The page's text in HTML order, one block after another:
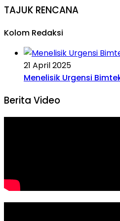
TAJUK RENCANA
Kolom Redaksi
21 April 2025
Menelisik Urgensi
Berita Video